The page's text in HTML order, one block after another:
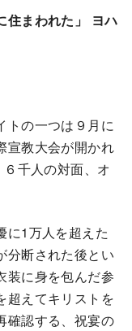
住まわれた」 ヨハ
トの一つは９月に
宣教大会が開かれ
千人の対面、オ
に1万人を超えた
分断された後とい
装に身を包んだ参
超えてキリストを
確認する、祝宴の